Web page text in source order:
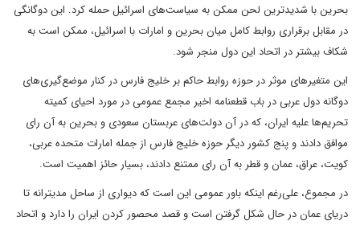
بحرین با شدیدترین لحن ممکن به سیاست‌های اسرائیل حمله کرد. این دوگانگی
در مقابل برقراری روابط کامل میان بحرین و امارات با اسرائیل، ممکن است به
شکاف بیشتر در اتحاد این دول منجر شود.
این متغیرهای موثر در حوزه روابط حاکم بر خلیج فارس در کنار موضع‌گیری‌های
دوگانه دول عربی در باب قطعنامه اخیر مجمع عمومی در مورد احیای کمیته
تحریم‌ها علیه ایران، که در آن دولت‌‌های عربستان سعودی و بحرین به آن رای
موافق دادند و پنج کشور دیگر حوزه خلیج فارس از جمله امارات متحده عربی،
کویت، عراق، عمان و قطر به آن رای ممتنع دادند، بسیار حائز اهمیت است.
در مجموع، علی‌رغم اینکه باور عمومی این است که دیواری از ساحل مدیترانه تا
دریای عمان در حال شکل گرفتن است و قصد محصور کردن ایران را دارد و اتحاد